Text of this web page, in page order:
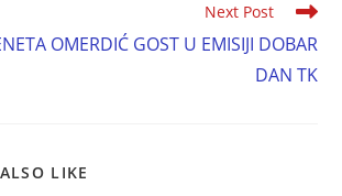
Next Post
OMERDIĆ GOST U EMISIJI DOBAR
DAN TK
LIKE